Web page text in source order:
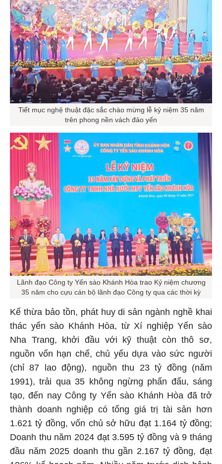
Tiết mục nghệ thuật đặc sắc chào mừng lễ kỷ niệm 35 năm
trên phong nền vách đảo yến
Lãnh đạo Công ty Yến sào Khánh Hòa trao Kỷ niệm chương
35 năm cho cựu cán bộ lãnh đạo Công ty qua các thời kỳ
Kế thừa bảo tồn, phát huy di sản ngành nghề khai
thác yến sào Khánh Hòa, từ Xí nghiệp Yến sào
Nha Trang, khởi đầu với kỹ thuật còn thô sơ,
nguồn vốn hạn chế, chủ yếu dựa vào sức người
(chỉ 87 lao động), nguồn thu 23 tỷ đồng (năm
1991), trải qua 35 không ngừng phấn đấu, sáng
tạo, đến nay Công ty Yến sào Khánh Hòa đã trở
thành doanh nghiệp có tổng giá trị tài sản hơn
1.621 tỷ đồng, vốn chủ sở hữu đạt 1.164 tỷ đồng;
Doanh thu năm 2024 đạt 3.595 tỷ đồng và 9 tháng
đầu năm 2025 doanh thu gần 2.167 tỷ đồng, đạt